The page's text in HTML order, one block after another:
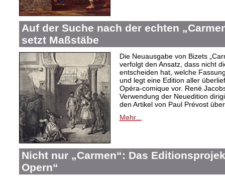
Auf der Suche nach der echten
setzt Maßstäbe
Die Neuausgabe von Bizets
verfolgt den Ansatz, dass nicht
entscheiden hat, welche
und legt eine Edition aller
Opéra-comique vor. René
Verwendung der Neuedition
den Artikel von Paul Prévost
Mehr...
Nicht nur „Carmen“: Das
Opern“